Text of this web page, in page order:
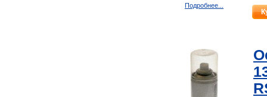
Подробнее...